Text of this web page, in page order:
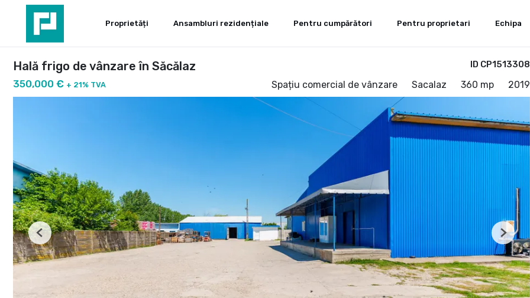
Proprietăți Ansambluri rezidențiale Pentru cumpărători Pentru proprietari Echipa
ID CP1513308
Hală frigo de vânzare în Săcălaz
350,000 € + 21% TVA Spațiu comercial de vânzare Sacalaz 360 mp 2019
Previous Next